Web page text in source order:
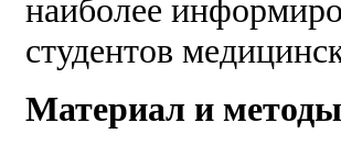
наиболее
студентов
Материал и методы